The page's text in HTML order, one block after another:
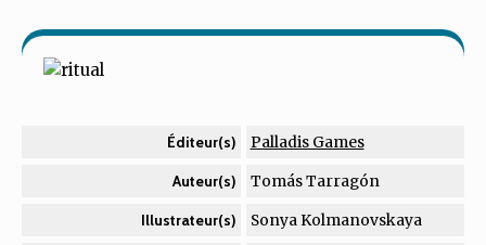
Éditeur(s) Palladis Games
Auteur(s) Tomás Tarragón
Illustrateur(s) Sonya Kolmanovskaya